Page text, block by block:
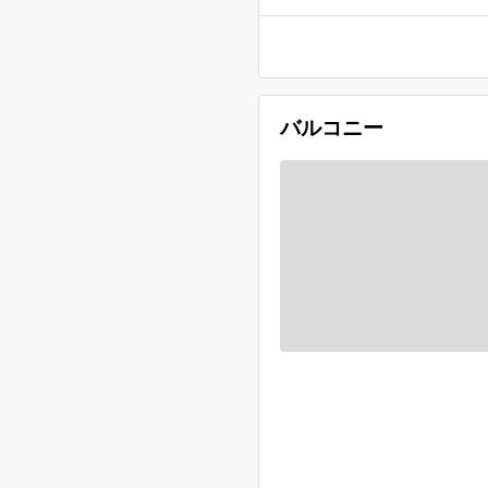
バルコニー